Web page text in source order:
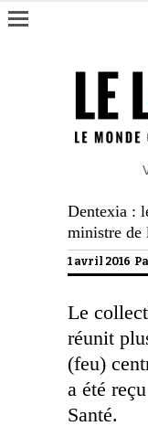
Dentexia :
ministre de
1 avril 2016
Le
réunit
(feu)
a été
Santé.